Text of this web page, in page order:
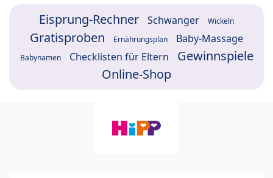
Eisprung-Rechner Schwanger Wickeln
Gratisproben Ernährungsplan Baby-Massage
Babynamen Checklisten für Eltern
Gewinnspiele
Online-Shop